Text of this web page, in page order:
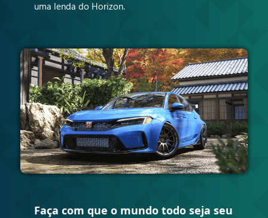
uma lenda do Horizon.
Faça com que o mundo todo seja seu